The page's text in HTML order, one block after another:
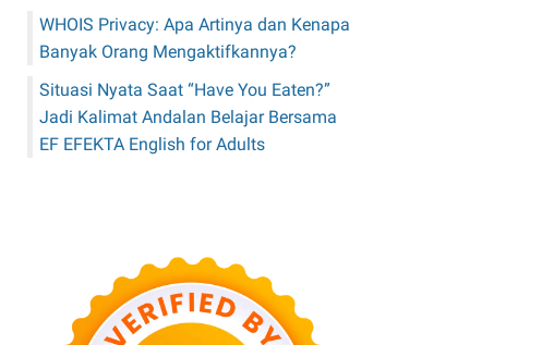
WHOIS Privacy: Apa Artinya dan Kenapa
Banyak Orang Mengaktifkannya?
Situasi Nyata Saat “Have You Eaten?”
Jadi Kalimat Andalan Belajar Bersama
EF EFEKTA English for Adults